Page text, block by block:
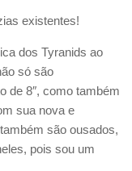
existentes!
dos Tyranids ao
só são
de 8″, como também
sua nova e
são ousados,
pois sou um